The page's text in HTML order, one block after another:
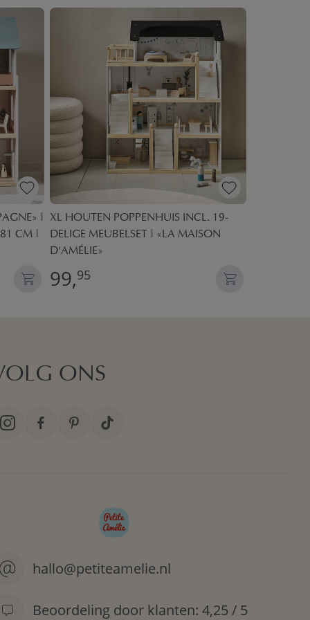
|
CM |
XL HOUTEN POPPENHUIS INCL. 19-
DELIGE MEUBELSET | «LA MAISON
D'AMÉLIE»
99,95
ONS
hallo@petiteamelie.nl
Beoordeling door klanten: 4,25 / 5